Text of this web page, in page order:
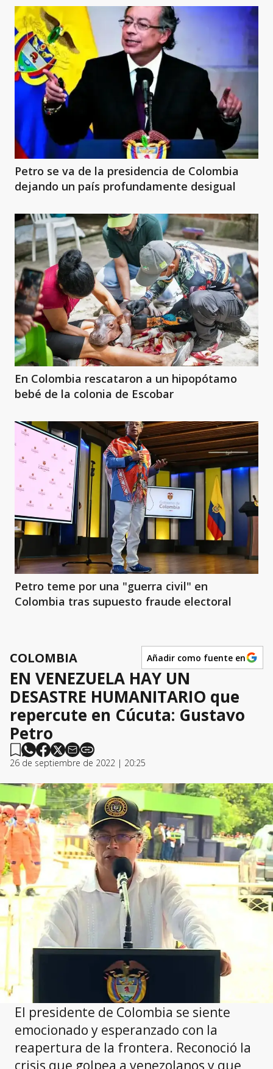
Petro se va de la presidencia de Colombia
dejando un país profundamente desigual
En Colombia rescataron a un hipopótamo
bebé de la colonia de Escobar
Petro teme por una "guerra civil" en
Colombia tras supuesto fraude electoral
COLOMBIA Añadir como fuente en
EN VENEZUELA HAY UN
DESASTRE HUMANITARIO que
repercute en Cúcuta: Gustavo
Petro
26 de septiembre de 2022 | 20:25
El presidente de Colombia se siente
emocionado y esperanzado con la
reapertura de la frontera. Reconoció la
crisis que golpea a venezolanos y que